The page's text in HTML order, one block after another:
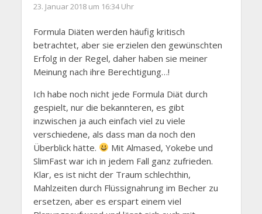
23. Januar 2018 um 16:34 Uhr
Formula Diäten werden häufig kritisch
betrachtet, aber sie erzielen den gewünschten
Erfolg in der Regel, daher haben sie meiner
Meinung nach ihre Berechtigung…!
Ich habe noch nicht jede Formula Diät durch
gespielt, nur die bekannteren, es gibt
inzwischen ja auch einfach viel zu viele
verschiedene, als dass man da noch den
Überblick hätte.
Mit Almased, Yokebe und
SlimFast war ich in jedem Fall ganz zufrieden.
Klar, es ist nicht der Traum schlechthin,
Mahlzeiten durch Flüssignahrung im Becher zu
ersetzen, aber es erspart einem viel